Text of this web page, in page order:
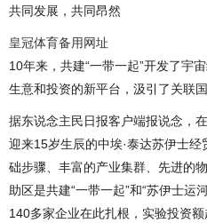
共同发展，共同昂然
皇冠体育备用网址
10年来，共建“一带一起”开发了宇
生意和投资的新平台，汲引了关联
据东说念主民日报客户端报说念，
迎来15岁生辰的中埃·泰达苏伊士
础步骤、丰富的产业集群、先进
助区是共建“一带一起”和“苏伊士运
140多家企业在此扎根，实验投资